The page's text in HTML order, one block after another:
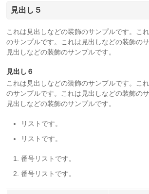
見出し５
これは見出しなどの装飾のサンプルです。こ
のサンプルです。これは見出しなどの装飾の
見出しなどの装飾のサンプルです。
見出し６
これは見出しなどの装飾のサンプルです。こ
のサンプルです。これは見出しなどの装飾の
見出しなどの装飾のサンプルです。
リストです。
リストです。
番号リストです。
番号リストです。